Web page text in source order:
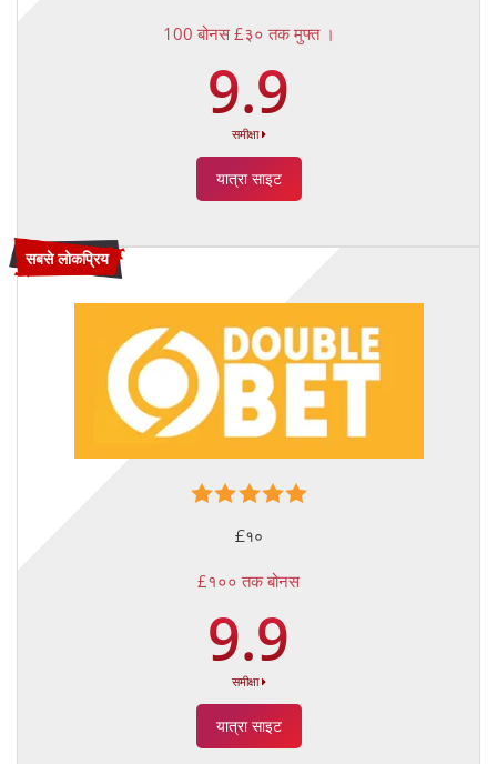
100 बोनस £३० तक मुफ्त ।
9.9
समीक्षा
यात्रा साइट
सबसे लोकप्रिय
£१०
£१०० तक बोनस
9.9
समीक्षा
यात्रा साइट